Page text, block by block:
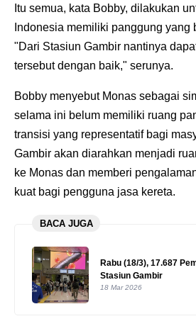
Itu semua, kata Bobby, dilakukan
Indonesia memiliki panggung yang
"Dari Stasiun Gambir nantinya
tersebut dengan baik," serunya.
Bobby menyebut Monas sebagai
selama ini belum memiliki ruang
transisi yang representatif bagi
Gambir akan diarahkan menjadi
ke Monas dan memberi
kuat bagi pengguna jasa kereta.
BACA JUGA
Rabu (18/3), 17.687
Stasiun Gambir
18 Mar 2026